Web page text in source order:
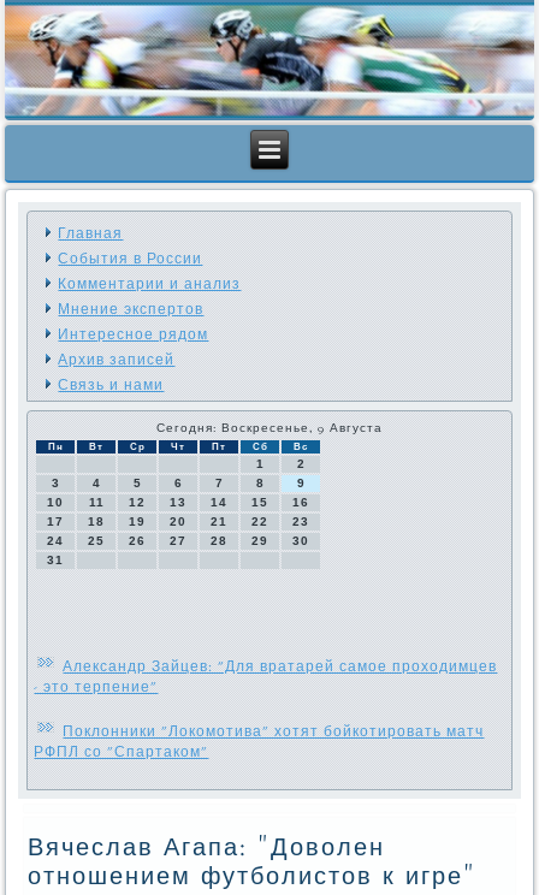
Главная
События в России
Комментарии и анализ
Мнение экспертов
Интересное рядом
Архив записей
Связь и нами
Сегодня: Воскресенье, 9 Августа
Пн Вт Ср Чт Пт Сб Вс
1
2
3
4 5 6 7 8
9
10
11 12 13 14 15
16
17
18 19 20 21 22
23
24
25 26 27 28 29
30
31
Александр Зайцев: "Для вратарей самое проходимцев
- это терпение"
Поклонники "Локомотива" хотят бойкотировать матч
РФПЛ со "Спартаком"
Вячеслав Агапа: "Доволен
отношением футболистов к игре"